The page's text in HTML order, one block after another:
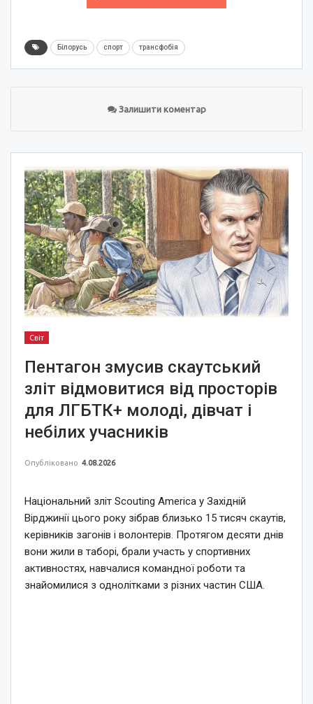
Білорусь спорт трансфобія
Залишити коментар
Світ
Пентагон змусив скаутський
зліт відмовитися від просторів
для ЛГБТК+ молоді, дівчат і
небілих учасників
Опубліковано 4.08.2026
Національний зліт Scouting America у Західній
Вірджинії цього року зібрав близько 15 тисяч скаутів,
керівників загонів і волонтерів. Протягом десяти днів
вони жили в таборі, брали участь у спортивних
активностях, навчалися командної роботи та
знайомилися з однолітками з різних частин США.